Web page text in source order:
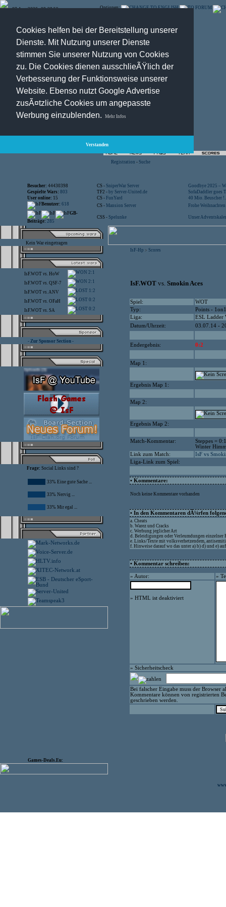
Cookies helfen bei der Bereitstellung unserer
Dienste. Mit Nutzung unserer Dienste
stimmen Sie unserer Nutzung von Cookies
zu. Die Cookies dienen ausschlieÃŸlich der
Verbesserung der Funktionsweise unserer
Website. Ebenso nutzt Google Advertise
zusÃ¤tzliche Cookies um angepasste
Werbung einzublenden.
Mehr Infos
Verstanden
07.Aug.2026 , 08:38 Uhr Optionen:
Registration - Suche
Besucher: 44430398 CS - SniperWar Server
Goodbye 2025 –
Gespielte Wars: 803 TF2 - by Server-United.de
SofaDaddler goes
User online: 15 CS - FunYard
40 Mio. Beuscher
Benutzer: 618 CS - Mansion Server
Frohe
GB-
Beiträge: 285
CSS - Spelunke Unser
Kein War eingetragen
IsF.WOT vs. HoW 2:1
IsF.WOT vs. QSF-7 2:1
IsF.WOT vs.ANV 1:2
IsF.WOT vs. OFaH 0:2
IsF.WOT vs. SA 0:2
- Zur Sponsor Section -
Frage: Social Links sind ?
33% Eine gute Sache ...
33% Nervig ...
33% Mir egal ...
Games-Deals.Eu:
IsF-Hp > Scores
IsF.WOT vs. Smokin Aces
Spiel:
WOT
Typ:
Points - 1on1
Liga:
ESL Ladder
Datum/Uhrzeit:
03.07.14 -
Endergebnis: 0:2
Map 1:
Ergebnis Map 1:
Map 2:
Ergebnis Map 2:
Match-Kommentar:
Steppes = 0:1
Winter
Link zum Match:
IsF vs
Liga-Link zum Spiel:
• Kommentare:
Noch keine Kommentare vorhanden
• In den Kommentaren dÃ¼rfen
a. Cheats
b. Warez und Cracks
c. Werbung jeglicher Art
d. Beleidigungen oder Verleumdungen einzelner
e. Links/Texte mit volksverhetzendem,
f. Hinweise darauf wo das unter a) b) d) und e)
• Kommentar schreiben:
» Autor: »
» HTML ist deaktiviert
» Sicherheitscheck
Bei falscher Eingabe muss der Browser
Kommentare können von registrierten
geschrieben werden.